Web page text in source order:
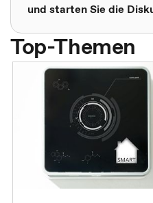
und starten Sie die
Top-Themen